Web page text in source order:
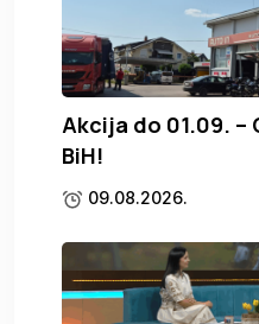
Akcija do 01.09. –
BiH!
09.08.2026.